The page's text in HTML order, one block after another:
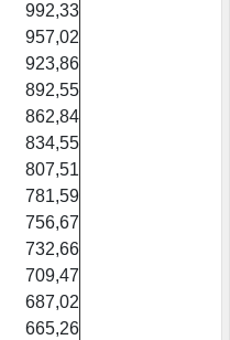
992,33
957,02
923,86
892,55
862,84
834,55
807,51
781,59
756,67
732,66
709,47
687,02
665,26